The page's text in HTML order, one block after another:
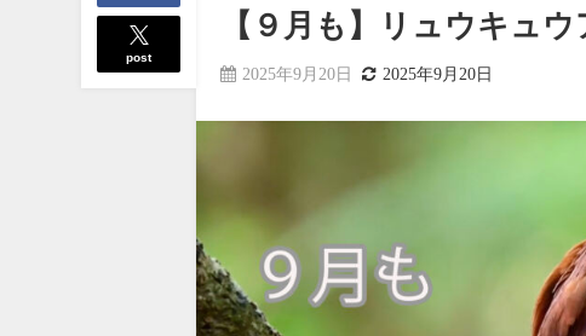
post
【９月も】リュウキュ
2025年9月20日 2025年9月20日